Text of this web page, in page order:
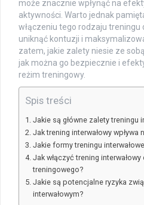
może znacznie wpłynąć na
aktywności. Warto jednak
włączeniu tego rodzaju treningu
uniknąć kontuzji i
zatem, jakie zalety niesie ze
jak można go bezpiecznie i
reżim treningowy.
Spis treści
Jakie są główne zalety treningu
Jak trening interwałowy
Jakie formy treningu
Jak włączyć trening
treningowego?
Jakie są potencjalne ryzyka
interwałowym?